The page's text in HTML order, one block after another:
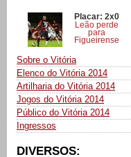
Placar: 2x0
Leão perde
para
Figueirense
Sobre o Vitória
Elenco do Vitória 2014
Artilharia do Vitória 2014
Jogos do Vitória 2014
Público do Vitória 2014
Ingressos
DIVERSOS: